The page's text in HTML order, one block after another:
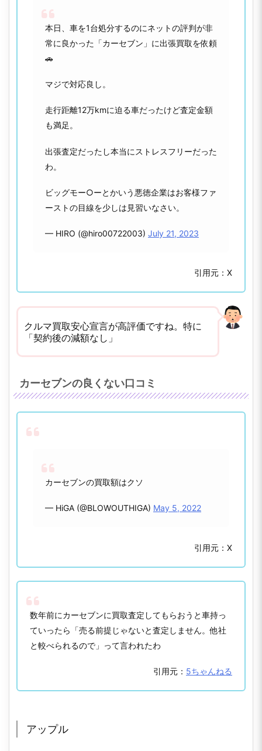
本日、車を1台処分するのにネットの評判が非
常に良かった「カーセブン」に出張買取を依頼
🚗
マジで対応良し。
走行距離12万kmに迫る車だったけど査定金額
も満足。
出張査定だったし本当にストレスフリーだった
わ。
ビッグモー○ーとかいう悪徳企業はお客様ファ
ーストの目線を少しは見習いなさい。
— HIRO (@hiro00722003) July 21, 2023
引用元：X
クルマ買取安心宣言が高評価ですね。特に
「契約後の減額なし」
カーセブンの良くない口コミ
カーセブンの買取額はクソ
— HiGA (@BLOWOUTHIGA) May 5, 2022
引用元：X
数年前にカーセブンに買取査定してもらおうと車持っ
ていったら「売る前提じゃないと査定しません。他社
と較べられるので」って言われたわ
引用元： 5ちゃんねる
アップル